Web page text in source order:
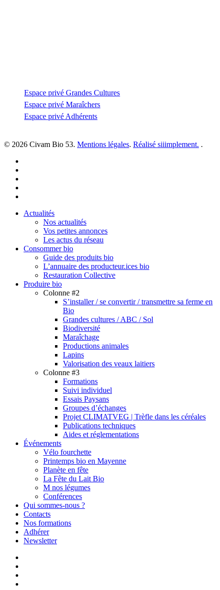
Espace privé Grandes Cultures
Espace privé Maraîchers
Espace privé Adhérents
© 2026 Civam Bio 53. Mentions légales. Réalisé siiimplement. .
Close
Actualités
Nos actualités
Vos petites annonces
Les actus du réseau
Consommer bio
Guide des produits bio
L’annuaire des producteur.ices bio
Restauration Collective
Produire bio
Colonne #2
S’installer / se convertir / transmettre sa ferme en
Bio
Grandes cultures / ABC / Sol
Biodiversité
Maraîchage
Productions animales
Lapins
Valorisation des veaux laitiers
Colonne #3
Formations
Suivi individuel
Essais Paysans
Groupes d’échanges
Projet CLIMATVEG | Trèfle dans les céréales
Publications techniques
Aides et réglementations
Événements
Vélo fourchette
Printemps bio en Mayenne
Planète en fête
La Fête du Lait Bio
M nos légumes
Conférences
Qui sommes-nous ?
Contacts
Nos formations
Adhérer
Newsletter